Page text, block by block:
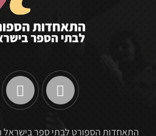
התאחדות הספורט לבתי ספר בישראל